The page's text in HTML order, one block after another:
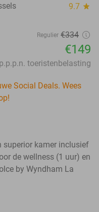
9.7 star
Regulier €334
€149
toeristenbelasting
Social Deals. Wees
superior kamer inclusief
de wellness (1 uur) en
by Wyndham La